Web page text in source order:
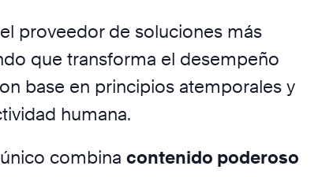
proveedor de soluciones más
que transforma el desempeño
base en principios atemporales y
humana.
combina contenido poderoso